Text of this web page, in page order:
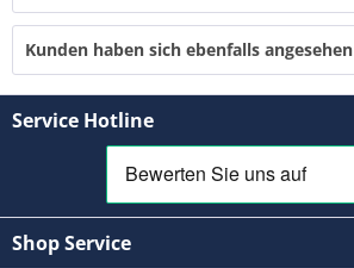
Kunden haben sich ebenfalls angesehen
Service Hotline
Shop Service